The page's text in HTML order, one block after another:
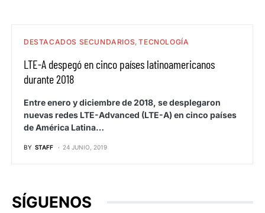
DESTACADOS SECUNDARIOS TECNOLOGÍA
LTE-A despegó en cinco países latinoamericanos
durante 2018
Entre enero y diciembre de 2018, se desplegaron
nuevas redes LTE-Advanced (LTE-A) en cinco países
de América Latina…
BY STAFF 24 JUNIO, 2019
SÍGUENOS